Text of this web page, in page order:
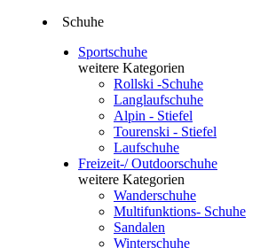
Schuhe
Sportschuhe
weitere Kategorien
Rollski -Schuhe
Langlaufschuhe
Alpin - Stiefel
Tourenski - Stiefel
Laufschuhe
Freizeit-/ Outdoorschuhe
weitere Kategorien
Wanderschuhe
Multifunktions- Schuhe
Sandalen
Winterschuhe